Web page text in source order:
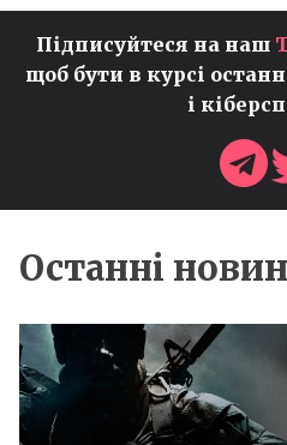
Підписуйтеся на наш
щоб бути в курсі
і
Останні